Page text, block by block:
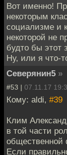
Вот именно!
некоторым
социализме и
некоторой не
будто бы этот
Ну, или я что-
Северянин5 »
#53 | 07.11.17
Кому: aldi, #39
Клим
в той части
Если